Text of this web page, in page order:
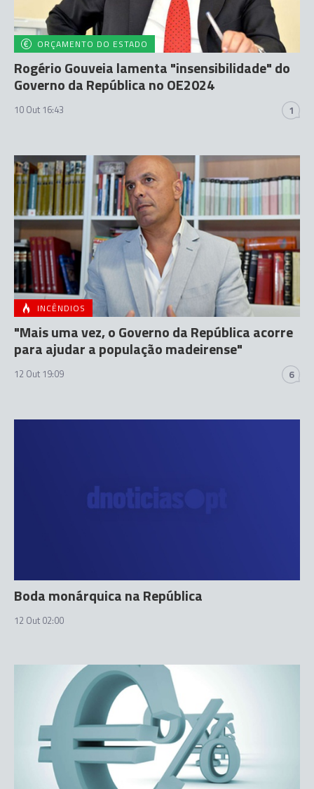
ORÇAMENTO DO ESTADO
Rogério Gouveia lamenta "insensibilidade" do
Governo da República no OE2024
10 Out 16:43 1
INCÊNDIOS
"Mais uma vez, o Governo da República acorre
para ajudar a população madeirense"
12 Out 19:09 6
Boda monárquica na República
12 Out 02:00